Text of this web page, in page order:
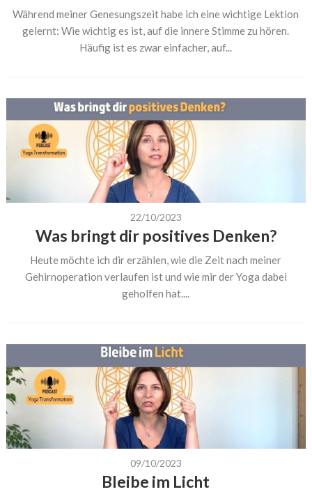
Während meiner Genesungszeit habe ich eine wichtige Lektion
gelernt: Wie wichtig es ist, auf die innere Stimme zu hören.
Häufig ist es zwar einfacher, auf...
22/10/2023
Was bringt dir positives Denken?
Heute möchte ich dir erzählen, wie die Zeit nach meiner
Gehirnoperation verlaufen ist und wie mir der Yoga dabei
geholfen hat....
09/10/2023
Bleibe im Licht